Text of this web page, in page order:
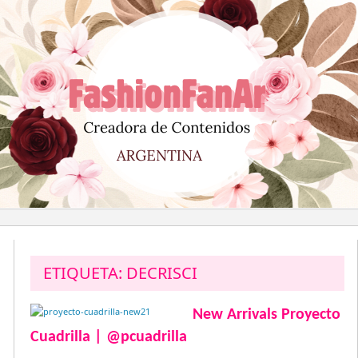
al
contenido
ETIQUETA: DECRISCI
New Arrivals Proyecto
Cuadrilla | @pcuadrilla